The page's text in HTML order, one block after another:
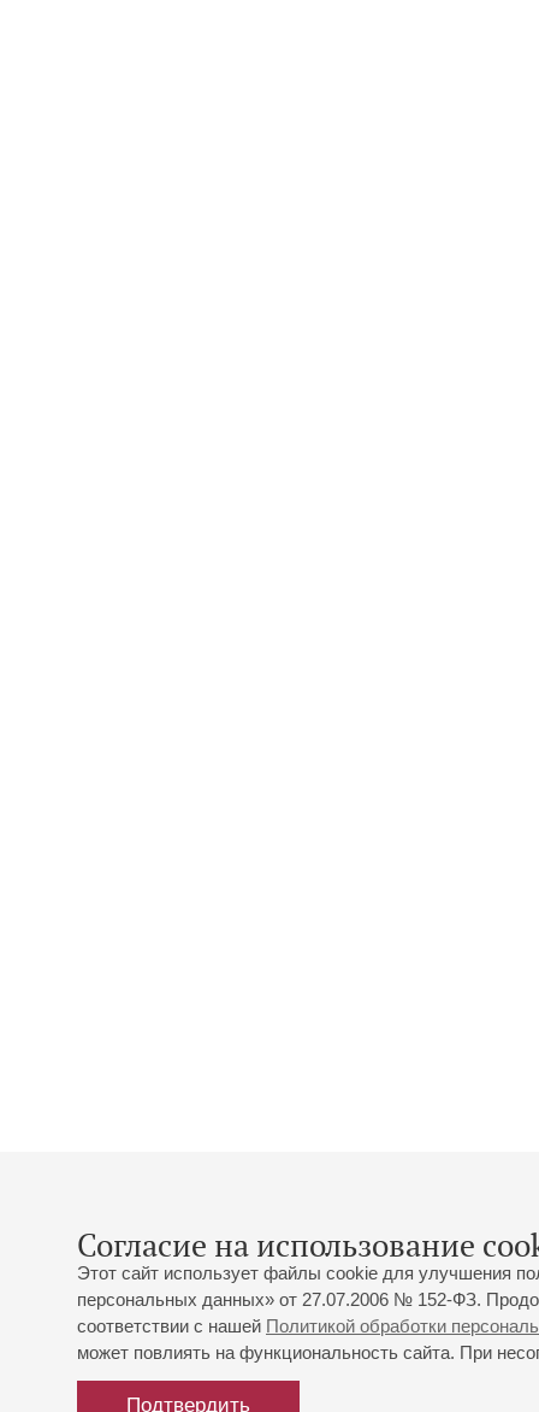
Согласие на использование
Этот сайт использует файлы cookie для улучшения
персональных данных» от 27.07.2006 № 152-ФЗ.
соответствии с нашей Политикой обработки
может повлиять на функциональность сайта. При
Подтвердить